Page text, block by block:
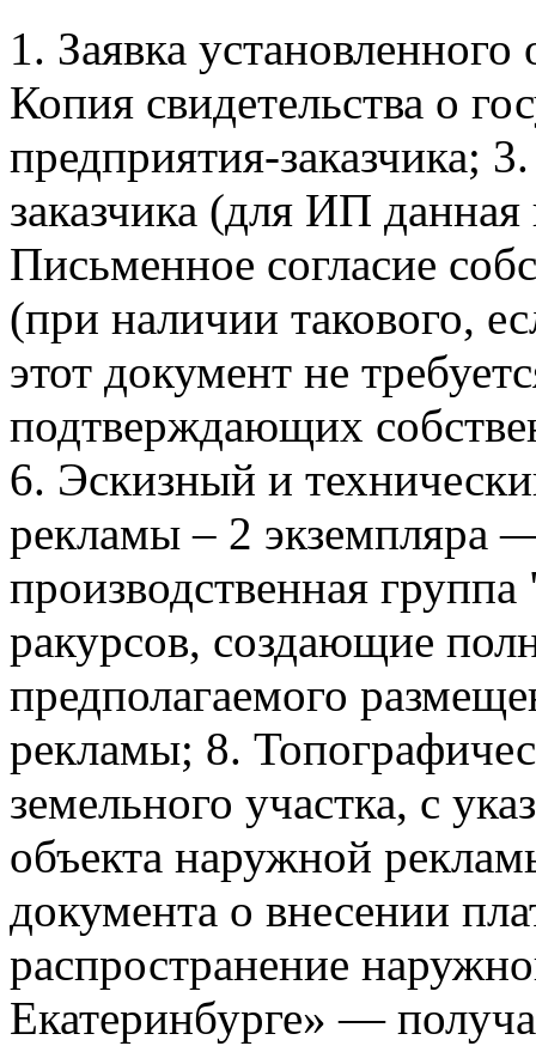
1. Заявка
Копия свидетельства о
предприятия-заказчика;
заказчика (для ИП
Письменное согласие
(при наличии такового,
этот документ не
подтверждающих
6. Эскизный и
рекламы – 2 экземпляра
производственная
ракурсов, создающие
предполагаемого
рекламы; 8.
земельного участка, с
объекта наружной
документа о внесении
распространение
Екатеринбурге» —